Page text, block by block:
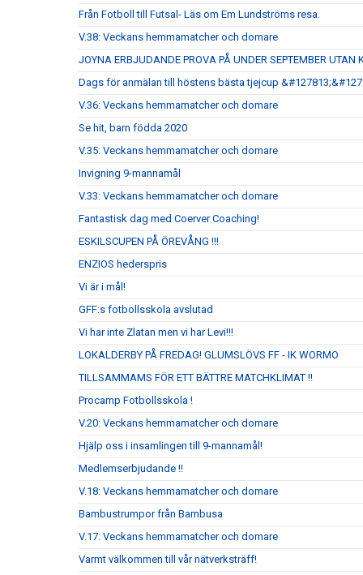
Från Fotboll till Futsal- Läs om Em Lundströms resa.
V.38: Veckans hemmamatcher och domare
JOYNA ERBJUDANDE PROVA PÅ UNDER SEPTEMBER UTAN
Dags för anmälan till höstens bästa tjejcup
V.36: Veckans hemmamatcher och domare
Se hit, barn födda 2020
V.35: Veckans hemmamatcher och domare
Invigning 9-mannamål
V.33: Veckans hemmamatcher och domare
Fantastisk dag med Coerver Coaching!
ESKILSCUPEN PÅ ÖREVÅNG !!!
ENZIOS hederspris
Vi är i mål!
GFF:s fotbollsskola avslutad
Vi har inte Zlatan men vi har Levi!!!
LOKALDERBY PÅ FREDAG! GLUMSLÖVS FF - IK WORMO
TILLSAMMAMS FÖR ETT BÄTTRE MATCHKLIMAT !!
Procamp Fotbollsskola !
V.20: Veckans hemmamatcher och domare
Hjälp oss i insamlingen till 9-mannamål!
Medlemserbjudande !!
V.18: Veckans hemmamatcher och domare
Bambustrumpor från Bambusa
V.17: Veckans hemmamatcher och domare
Varmt välkommen till vår nätverksträff!